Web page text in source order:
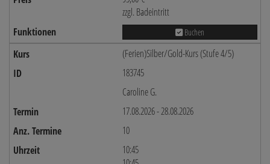
zzgl. Badeintritt
Buchen
(Ferien)Silber/Gold-Kurs (Stufe 4/5)
183745
Caroline G.
17.08.2026 - 28.08.2026
10
10:45